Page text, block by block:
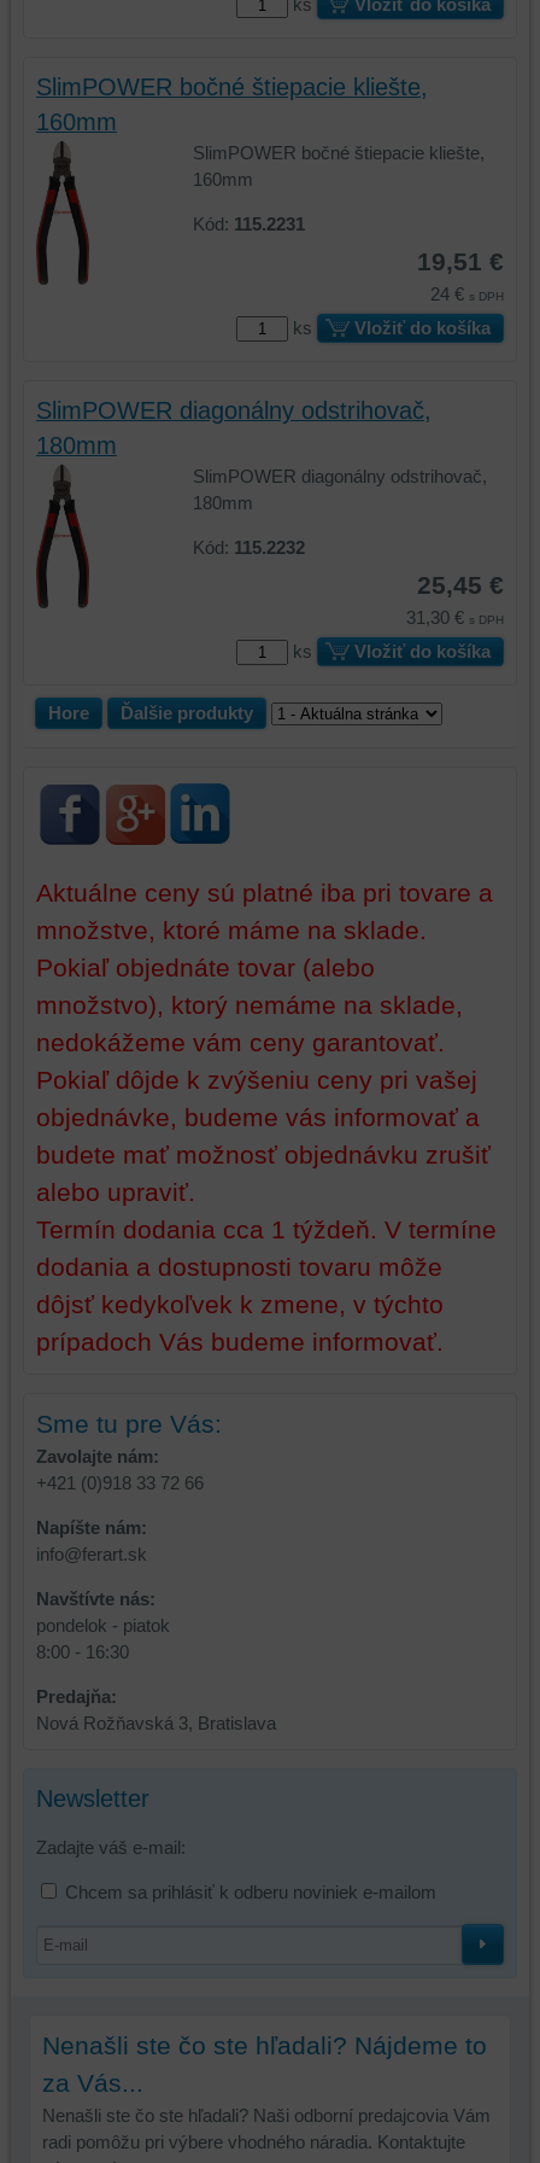
SlimPOWER bočné štiepacie kliešte,
160mm
SlimPOWER bočné štiepacie kliešte,
160mm
Kód: 115.2231
19,51 €
24 € s DPH
ks Vložiť do košíka
SlimPOWER diagonálny odstrihovač,
180mm
SlimPOWER diagonálny odstrihovač,
180mm
Kód: 115.2232
25,45 €
31,30 € s DPH
ks Vložiť do košíka
Hore Ďalšie produkty
Aktuálne ceny sú platné iba pri tovare a
množstve, ktoré máme na sklade.
Pokiaľ objednáte tovar (alebo
množstvo), ktorý nemáme na sklade,
nedokážeme vám ceny garantovať.
Pokiaľ dôjde k zvýšeniu ceny pri vašej
objednávke, budeme vás informovať a
budete mať možnosť objednávku zrušiť
alebo upraviť.
Termín dodania cca 1 týždeň. V termíne
dodania a dostupnosti tovaru môže
dôjsť kedykoľvek k zmene, v týchto
prípadoch Vás budeme informovať.
Sme tu pre Vás:
Zavolajte nám:
+421 (0)918 33 72 66
Napíšte nám:
info@ferart.sk
Navštívte nás:
pondelok - piatok
8:00 - 16:30
Predajňa:
Nová Rožňavská 3, Bratislava
Newsletter
Zadajte váš e-mail:
Chcem sa prihlásiť k odberu noviniek e-mailom
Nenašli ste čo ste hľadali? Nájdeme to
za Vás...
Nenašli ste čo ste hľadali? Naši odborní predajcovia Vám
radi pomôžu pri výbere vhodného náradia. Kontaktujte
zážitku
prehliadania
a
zabezpečenia.
z
ukladať
niektoré
z
vašich
preferencií
bez
používateľský
účet
alebo
bez
prihlásenia,
používať
skripty
a/alebo
zdroje
atď.